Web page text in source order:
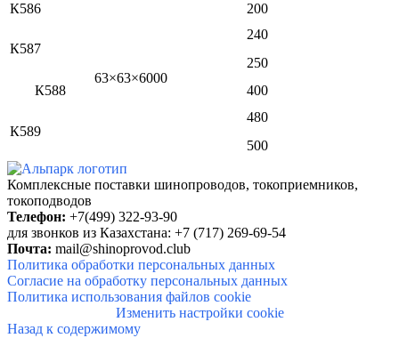
К586
63×63×6000
200
К587
240
250
К588
400
К589
480
500
Комплексные поставки шинопроводов, токоприемников,
токоподводов
Телефон: +7(499) 322-93-90
для звонков из Казахстана: +7 (717) 269-69-54
Почта: mail@shinoprovod.club
Политика обработки персональных данных
Согласие на обработку персональных данных
Политика использования файлов cookie
Изменить настройки cookie
Назад к содержимому